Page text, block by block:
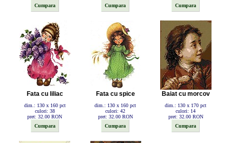
Fata cu liliac
dim.: 130 x 160 pct
culori: 38
pret: 32.00 RON
Fata cu spice
dim.: 130 x 160 pct
culori: 42
pret: 32.00 RON
Baiat cu morcov
dim.: 130 x 170 pct
culori: 14
pret: 32.00 RON